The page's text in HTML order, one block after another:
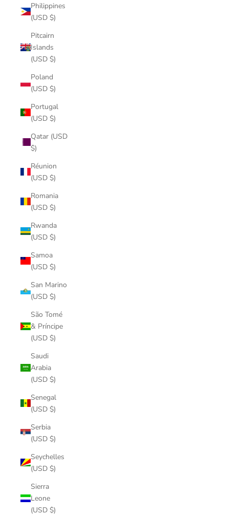
Philippines
(USD $)
Pitcairn
Islands
(USD $)
Poland
(USD $)
Portugal
(USD $)
Qatar (USD
$)
Réunion
(USD $)
Romania
(USD $)
Rwanda
(USD $)
Samoa
(USD $)
San Marino
(USD $)
São Tomé
& Príncipe
(USD $)
Saudi
Arabia
(USD $)
Senegal
(USD $)
Serbia
(USD $)
Seychelles
(USD $)
Sierra
Leone
(USD $)